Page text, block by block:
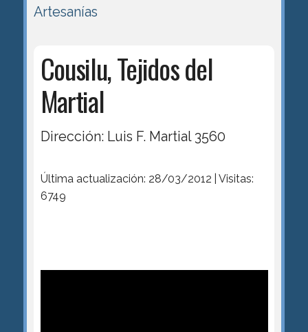
Artesaní­as
Cousilu, Tejidos del
Martial
Dirección: Luis F. Martial 3560
Última actualización: 28/03/2012 | Visitas:
6749